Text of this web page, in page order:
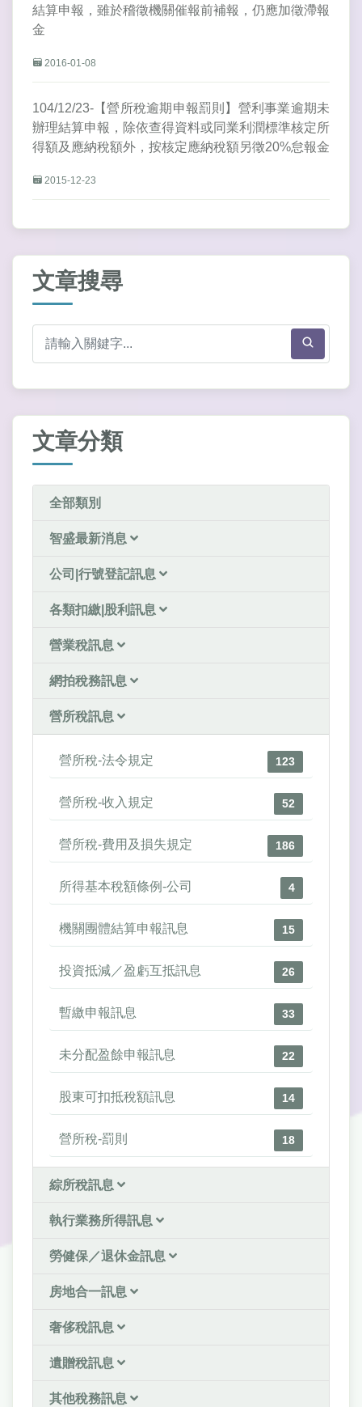
結算申報，雖於稽徵機關催報前補報，仍應加徵滯報
金
2016-01-08
104/12/23-【營所稅逾期申報罰則】營利事業逾期未
辦理結算申報，除依查得資料或同業利潤標準核定所
得額及應納稅額外，按核定應納稅額另徵20%怠報金
2015-12-23
文章搜尋
文章分類
全部類別
智盛最新消息
公司|行號登記訊息
各類扣繳|股利訊息
營業稅訊息
網拍稅務訊息
營所稅訊息
營所稅-法令規定 123
營所稅-收入規定 52
營所稅-費用及損失規定 186
所得基本稅額條例-公司 4
機關團體結算申報訊息 15
投資抵減／盈虧互抵訊息 26
暫繳申報訊息 33
未分配盈餘申報訊息 22
股東可扣抵稅額訊息 14
營所稅-罰則 18
綜所稅訊息
執行業務所得訊息
勞健保／退休金訊息
房地合一訊息
奢侈稅訊息
遺贈稅訊息
其他稅務訊息